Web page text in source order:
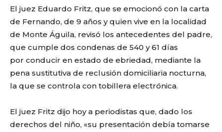
El juez Eduardo Fritz, que se emocionó con la carta
de Fernando, de 9 años y quien vive en la localidad
de Monte Águila, revisó los antecedentes del padre,
que cumple dos condenas de 540 y 61 días
por conducir en estado de ebriedad, mediante la
pena sustitutiva de reclusión domiciliaria nocturna,
la que se controla con tobillera electrónica.
El juez Fritz dijo hoy a periodistas que, dado los
derechos del niño, «su presentación debía tomarse